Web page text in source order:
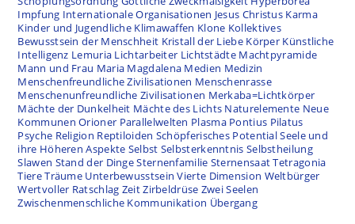
Impfung Internationale Organisationen Jesus Christus Karma
Kinder und Jugendliche Klimawaffen Klone Kollektives
Bewusstsein der Menschheit Kristall der Liebe Körper Künstliche
Intelligenz Lemuria Lichtarbeiter Lichtstädte Machtpyramide
Mann und Frau Maria Magdalena Medien Medizin
Menschenfreundliche Zivilisationen Menschenrasse
Menschenunfreundliche Zivilisationen Merkaba=Lichtkörper
Mächte der Dunkelheit Mächte des Lichts Naturelemente Neue
Kommunen Orioner Parallelwelten Plasma Pontius Pilatus
Psyche Religion Reptiloiden Schöpferisches PotentialSeele und
ihre Höheren Aspekte Selbst Selbsterkenntnis Selbstheilung
Slawen Stand der DingeSternenfamilie SternensaatTetragonia
TiereTräume Unterbewusstsein Vierte Dimension Weltbürger
Wertvoller Ratschlag ZeitZirbeldrüse Zwei Seelen
Zwischenmenschliche Kommunikation Übergang